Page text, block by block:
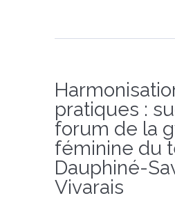
pratiques :
forum de la
féminine du
Dauphiné-
Vivarais